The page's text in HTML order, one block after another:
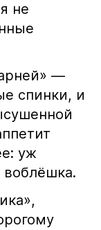
не
—
спинки, и
уж
воблёшка.